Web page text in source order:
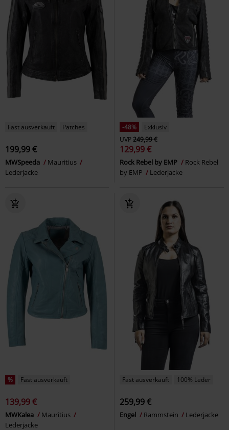
Fast ausverkauft Patches
199,99 €
MWSpeeda
Mauritius
Lederjacke
-48%
Exklusiv
UVP249,99 €
129,99 €
Rock Rebel by EMP
Rock Rebel
by EMP
Lederjacke
% Fast ausverkauft
139,99 €
MWKalea
Mauritius
Lederjacke
Fast ausverkauft 100% Leder
259,99 €
Engel Rammstein Lederjacke